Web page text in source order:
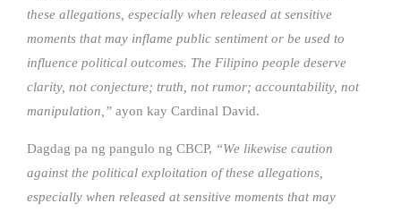
these allegations, especially when released at sensitive
moments that may inflame public sentiment or be used to
influence political outcomes. The Filipino people deserve
clarity, not conjecture; truth, not rumor; accountability, not
manipulation,” ayon kay Cardinal David.
Dagdag pa ng pangulo ng CBCP, “We likewise caution
against the political exploitation of these allegations,
especially when released at sensitive moments that may